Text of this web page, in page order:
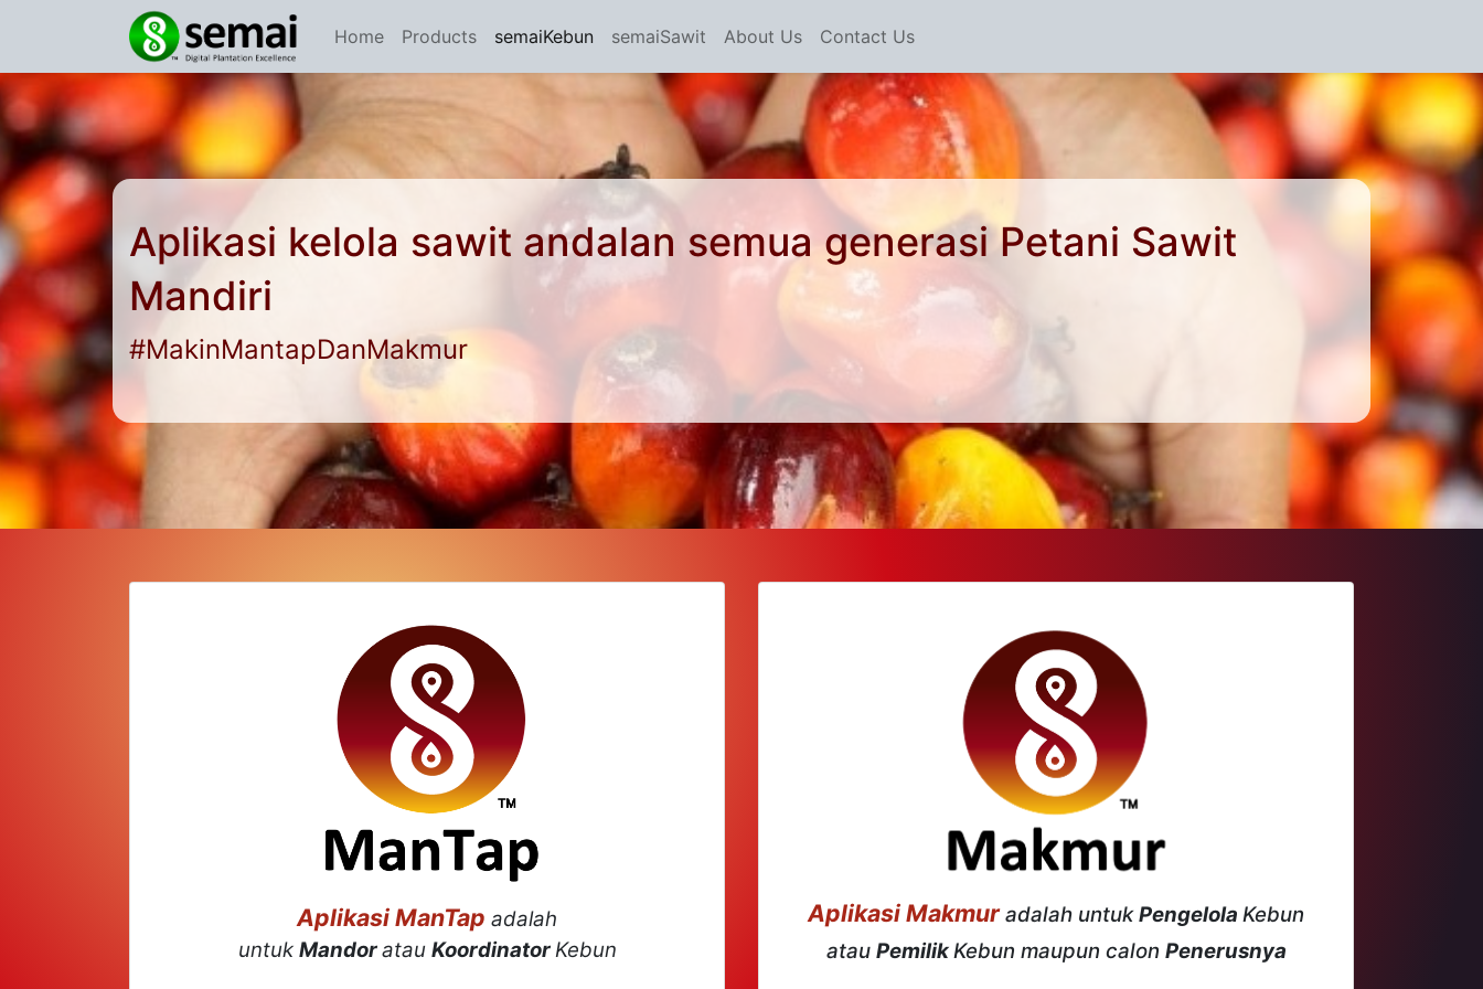
Home Products semaiKebun semaiSawit About Us Contact Us
Aplikasi kelola sawit andalan semua generasi Petani Sawit
Mandiri
#MakinMantapDanMakmur
Aplikasi ManTap adalah
untuk Mandoratau KoordinatorKebun
Aplikasi Makmuradalah untukPengelola Kebun
atau PemilikKebun maupun calon Penerusnya